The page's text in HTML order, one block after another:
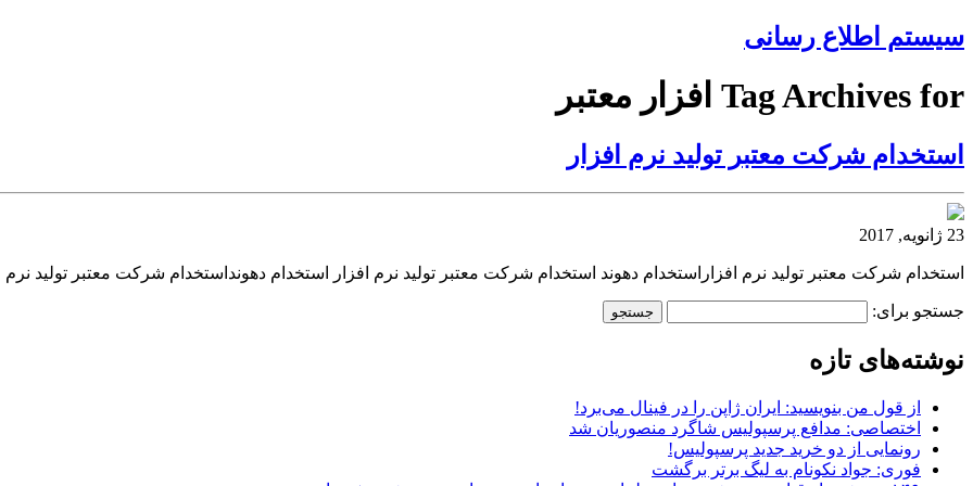
سیستم اطلاع رسانی
Tag Archives for افزار معتبر
استخدام شرکت معتبر تولید نرم افزار
23 ژانویه, 2017
استخدام شرکت معتبر تولید نرم افزاراستخدام دهوند استخدام شرکت معتبر تولید نرم افزار استخدام دهونداستخدام شرکت معتبر تولید نرم
جستجو برای:
نوشته‌های تازه
از قول من بنویسید: ایران ژاپن را در فینال می‌برد!
اختصاصی: مدافع پرسپولیس شاگرد منصوریان شد
رونمایی از دو خرید جدید پرسپولیس!
فوری: جواد نکونام به لیگ برتر برگشت